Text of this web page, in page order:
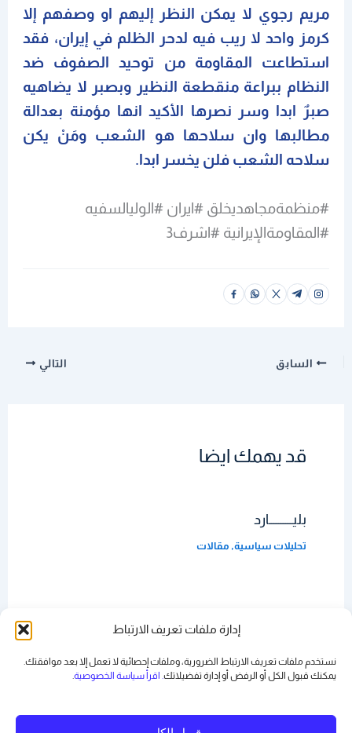
إدارة ملفات تعريف الارتباط
نستخدم ملفات تعريف الارتباط الضرورية، وملفات إحصائية لا تعمل إلا بعد موافقتك.
يمكنك قبول الكل أو الرفض أوإدارة تفضيلاتك. اقرأ سياسة الخصوصية.
مريم رجوي لا يمكن النظر إليهم او وصفهم إلا
كرمز واحد لا ريب فيه لدحر الظلم في إيران، فقد
استطاعت المقاومة من توحيد الصفوف ضد
النظام ببراعة منقطعة النظير وبصبر لا يضاهيه
صبرٌ ابدا وسر نصرها الأكيد انها مؤمنة بعدالة
مطالبها وان سلاحها هو الشعب ومَنْ يكن
سلاحه الشعب فلن يخسر ابدا.
#منظمةمجاهديخلق #ايران #الوليالسفيه
#المقاومةالإيرانية #اشرف3
السابق التالي
قد يهمك ايضا
بليــــــــــارد
تحليلات سياسية, مقالات